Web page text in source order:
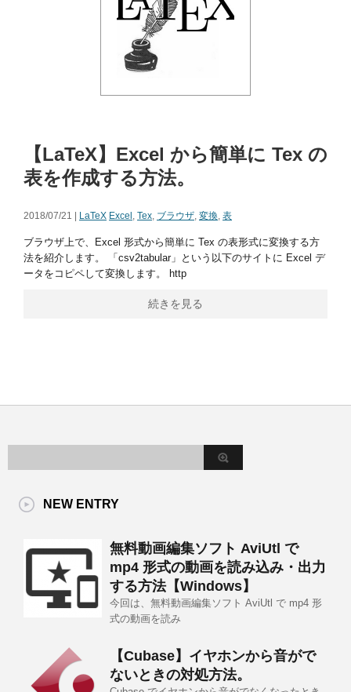
【LaTeX】Excel から簡単に Tex の
表を作成する方法。
2018/07/21 | LaTeX Excel , Tex, ブラウザ, 変換, 表
ブラウザ上で、Excel 形式から簡単に Tex の表形式に変換する方
法を紹介します。 「csv2tabular」という以下のサイトに Excel デ
ータをコピペして変換します。 http
続きを見る
NEW ENTRY
無料動画編集ソフト AviUtl で
mp4 形式の動画を読み込み・出力
する方法【Windows】
今回は、無料動画編集ソフト AviUtl で mp4 形
式の動画を読み
【Cubase】イヤホンから音がで
ないときの対処方法。